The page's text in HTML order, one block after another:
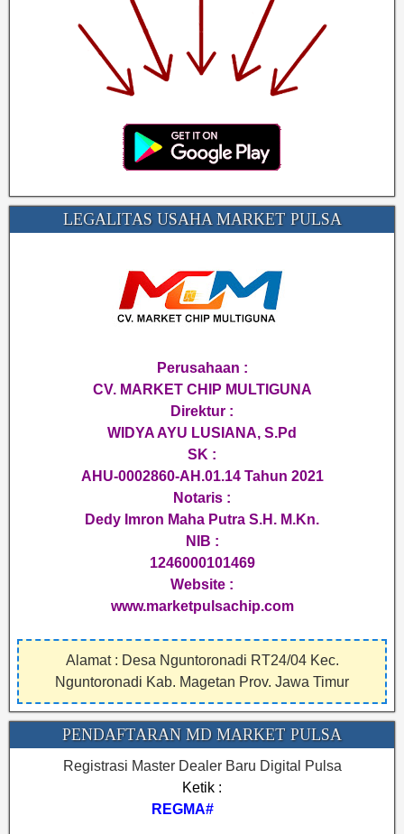
LEGALITAS USAHA MARKET PULSA
Perusahaan :
CV. MARKET CHIP MULTIGUNA
Direktur :
WIDYA AYU LUSIANA, S.Pd
SK :
AHU-0002860-AH.01.14 Tahun 2021
Notaris :
Dedy Imron Maha Putra S.H. M.Kn.
NIB :
1246000101469
Website :
www.marketpulsachip.com
Alamat : Desa Nguntoronadi RT24/04 Kec.
Nguntoronadi Kab. Magetan Prov. Jawa Timur
PENDAFTARAN MD MARKET PULSA
Registrasi Master Dealer Baru Digital Pulsa
Ketik :
REGMA#NAMA#KOTA